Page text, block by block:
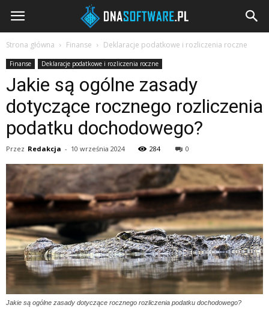
DNAsoftware.pl
Strona główna Finanse Deklaracje podatkowe i rozliczenia roczne
Finanse Deklaracje podatkowe i rozliczenia roczne
Jakie są ogólne zasady
dotyczące rocznego rozliczenia
podatku dochodowego?
Przez Redakcja - 10 września 2024 284 0
Jakie są ogólne zasady dotyczące rocznego rozliczenia podatku dochodowego?